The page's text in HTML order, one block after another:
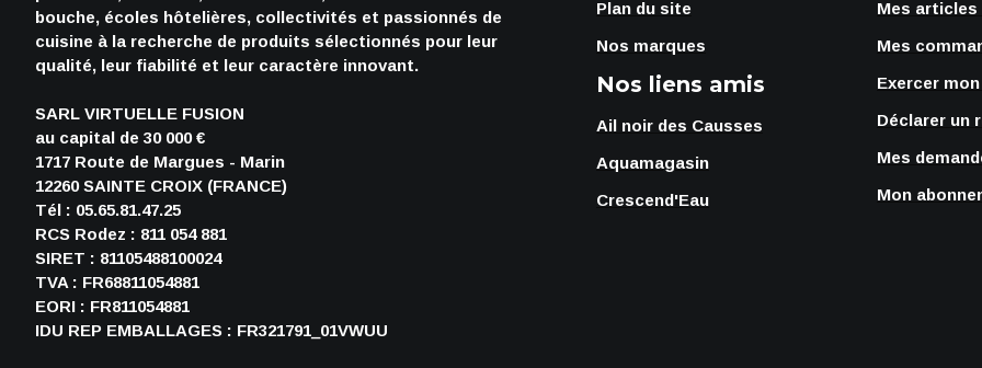
bouche, écoles hôtelières, collectivités et passionnés de
cuisine à la recherche de produits sélectionnés pour leur
qualité, leur fiabilité et leur caractère innovant.
SARL VIRTUELLE FUSION
au capital de 30 000 €
1717 Route de Margues - Marin
12260 SAINTE CROIX (FRANCE)
Tél : 05.65.81.47.25
RCS Rodez : 811 054 881
SIRET : 81105488100024
TVA : FR68811054881
EORI : FR811054881
IDU REP EMBALLAGES : FR321791_01VWUU
Plan du site
Nos marques
Nos liens amis
Ail noir des Causses
Aquamagasin
Crescend'Eau
Mes articles
Mes
Exercer
Déclarer un
Mes
Mon